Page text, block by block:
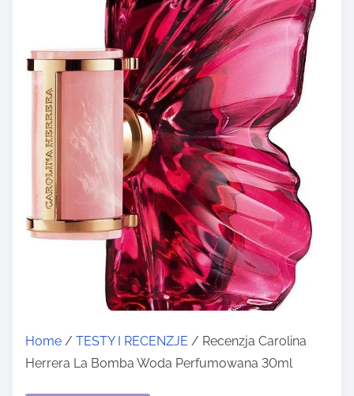
Home / TESTY I RECENZJE / Recenzja Carolina
Herrera La Bomba Woda Perfumowana 30ml